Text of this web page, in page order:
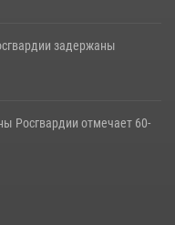
задержаны
Росгвардии отмечает 60-